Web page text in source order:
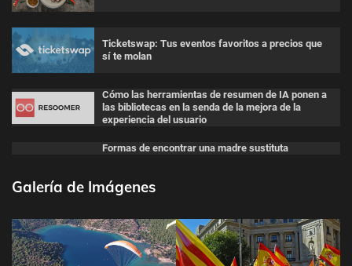
Ticketswap: Tus eventos favoritos a precios que
sí te molan
Cómo las herramientas de resumen de IA ponen a
las bibliotecas en la senda de la mejora de la
experiencia del usuario
Formas de encontrar una madre sustituta
Galería de Imágenes